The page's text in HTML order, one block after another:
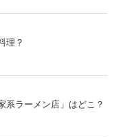
理？
系ラーメン店」はどこ？